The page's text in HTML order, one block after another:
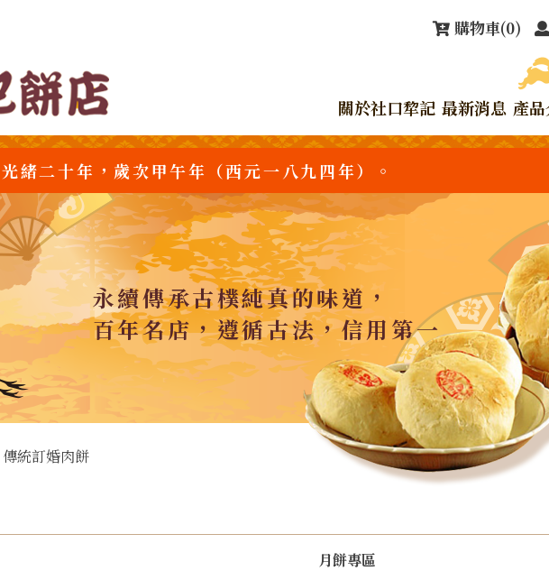
購物車(0)
關於社口犂記 最新消息 產
緒二十年，歲次甲午年（西元一八九四年）。
永續傳承古樸純真的味道，
百年名店，遵循古法，信用第一
傳統訂婚肉餅
月餅專區